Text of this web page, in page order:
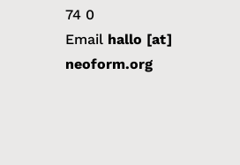
74 0
Email hallo [at]
neoform.org